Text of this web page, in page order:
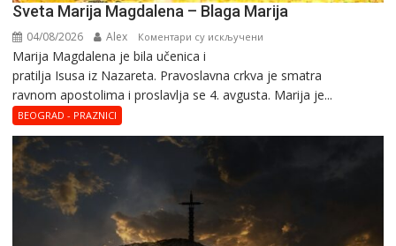
Sveta Marija Magdalena – Blaga Marija
04/08/2026 Alex Коментари су искључени
Marija
Magdalena
Marija Magdalena je bila učenica i
pratilja Isusa iz Nazareta. Pravoslavna crkva je smatra
ravnom apostolima i proslavlja se 4. avgusta. Marija je...
BEOGRAD - PRAZNICI